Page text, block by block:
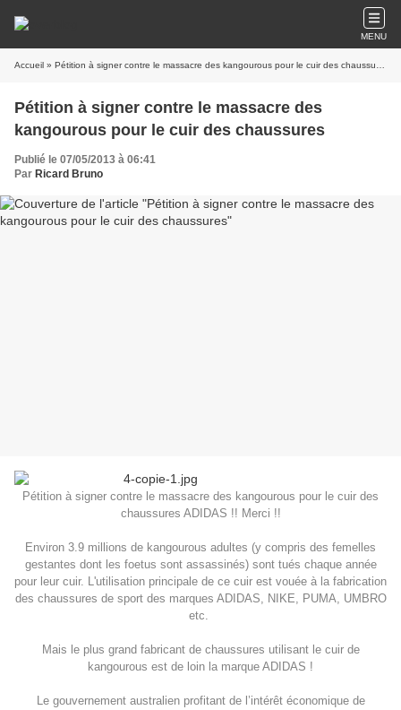
MENU
Accueil » Pétition à signer contre le massacre des kangourous pour le cuir des chaussures
Pétition à signer contre le massacre des
kangourous pour le cuir des chaussures
Publié le 07/05/2013 à 06:41
Par Ricard Bruno
Pétition à signer contre le massacre des kangourous pour le cuir des
chaussures ADIDAS !! Merci !!
Environ 3.9 millions de kangourous adultes (y compris des femelles
gestantes dont les foetus sont assassinés) sont tués chaque année
pour leur cuir. L'utilisation principale de ce cuir est vouée à la fabrication
des chaussures de sport des marques ADIDAS, NIKE, PUMA, UMBRO
etc.
Mais le plus grand fabricant de chaussures utilisant le cuir de
kangourous est de loin la marque ADIDAS !
Le gouvernement australien profitant de l’intérêt économique de